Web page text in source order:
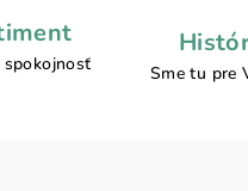
Sme tu pre